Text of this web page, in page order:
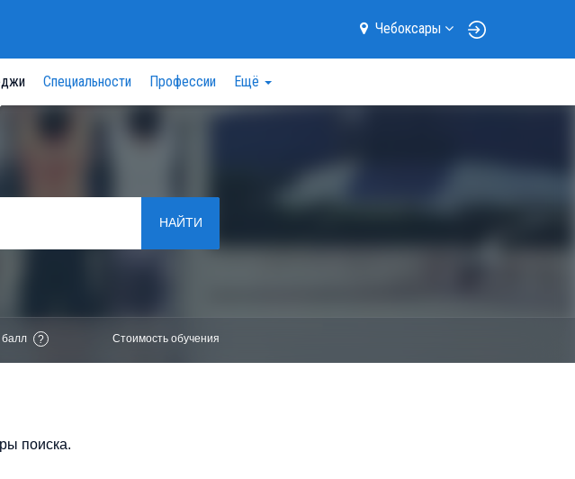
Чебоксары
Специальности Профессии Ещё
НАЙТИ
? Стоимость обучения
поиска.